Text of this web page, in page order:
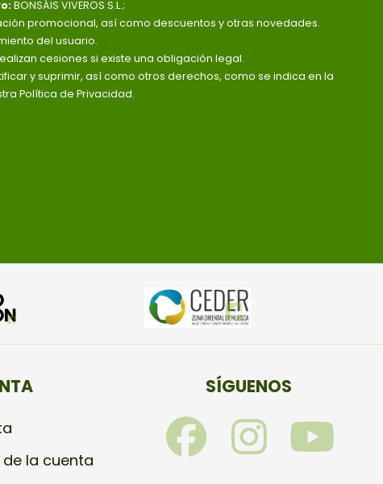
BONSÁIS VIVEROS S.L.;
promocional, así como descuentos y otras novedades.
del usuario.
cesiones si existe una obligación legal.
y suprimir, así como otros derechos, como se indica en la
Política de Privacidad.
de la cuenta
SÍGUENOS
F
a
I
n
Y